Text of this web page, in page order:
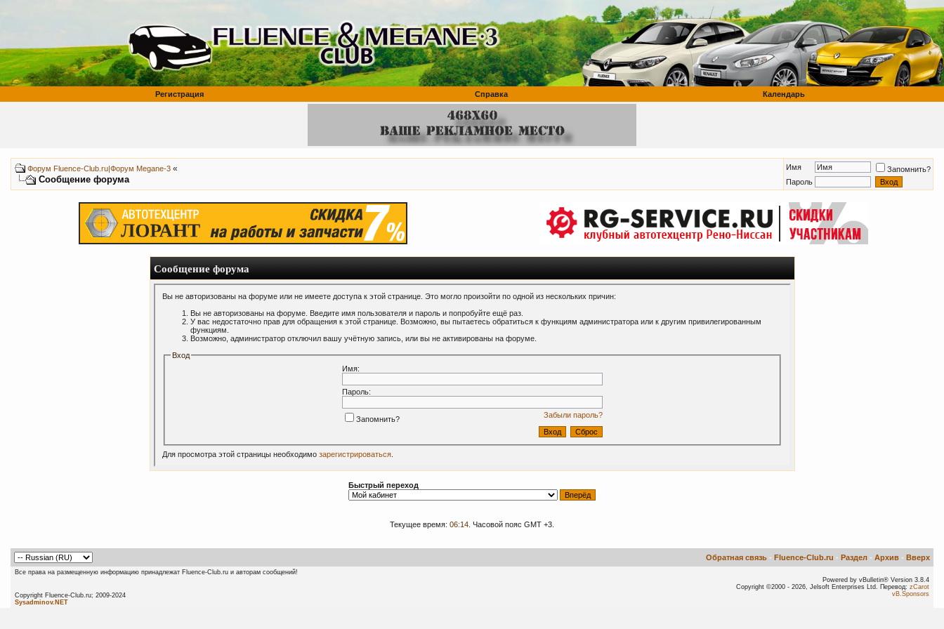
Регистрация Справка Календарь
Форум Fluence-Club.ru|Форум Megane-3 «
Сообщение форума
Имя
Запомнить?
Пароль
Сообщение форума
Вы не авторизованы на форуме или не имеете доступа к этой странице. Это могло произойти по одной из нескольких причин:
Вы не авторизованы на форуме. Введите имя пользователя и пароль и попробуйте ещё раз.
У вас недостаточно прав для обращения к этой странице. Возможно, вы пытаетесь обратиться к функциям администратора или к другим привилегированным
функциям.
Возможно, администратор отключил вашу учётную запись, или вы не активированы на форуме.
Вход
Имя:
Пароль:
Забыли пароль?
Запомнить?
Для просмотра этой страницы необходимо зарегистрироваться.
Быстрый переход
Текущее время: 06:14 . Часовой пояс GMT +3.
Обратная связь - Fluence-Club.ru - Раздел - Архив - Вверх
Все права на размещенную информацию принадлежат Fluence-Club.ru и авторам сообщений!
Copyright Fluence-Club.ru; 2009-2024
Sysadminov.NET
Powered by vBulletin® Version 3.8.4
Copyright ©2000 - 2026, Jelsoft Enterprises Ltd. Перевод: zCarot
vB.Sponsors